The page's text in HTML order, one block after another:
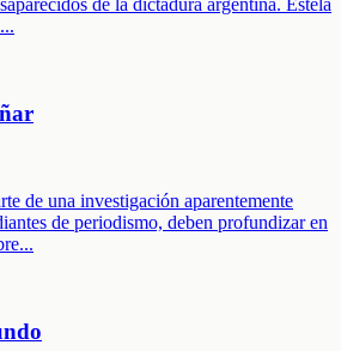
de la dictadura argentina. Estela
...
de una investigación aparentemente
de periodismo, deben profundizar en
...